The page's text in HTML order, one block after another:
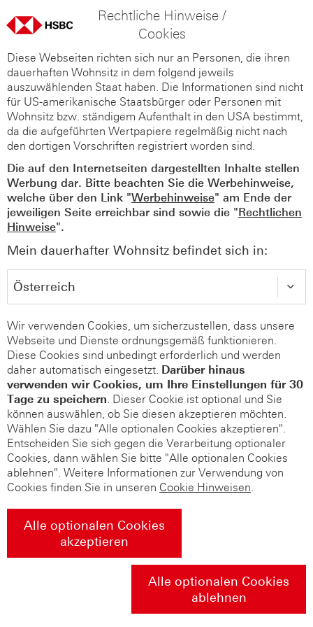
Rechtliche Hinweise /
Cookies
Diese Webseiten richten sich nur an Personen, die ihren
dauerhaften Wohnsitz in dem folgend jeweils
auszuwählenden Staat haben. Die Informationen sind nicht
für US-amerikanische Staatsbürger oder Personen mit
Wohnsitz bzw. ständigem Aufenthalt in den USA bestimmt,
da die aufgeführten Wertpapiere regelmäßig nicht nach
den dortigen Vorschriften registriert worden sind.
Die auf den Internetseiten dargestellten Inhalte stellen
Werbung dar. Bitte beachten Sie die Werbehinweise,
welche über den Link "Werbehinweise" am Ende der
jeweiligen Seite erreichbar sind sowie die "Rechtlichen
Hinweise".
Mein dauerhafter Wohnsitz befindet sich in:
Wir verwenden Cookies, um sicherzustellen, dass unsere
Webseite und Dienste ordnungsgemäß funktionieren.
Diese Cookies sind unbedingt erforderlich und werden
daher automatisch eingesetzt. Darüber hinaus
verwenden wir Cookies, um Ihre Einstellungen für 30
Tage zu speichern. Dieser Cookie ist optional und Sie
können auswählen, ob Sie diesen akzeptieren möchten.
Wählen Sie dazu "Alle optionalen Cookies akzeptieren".
Entscheiden Sie sich gegen die Verarbeitung optionaler
Cookies, dann wählen Sie bitte "Alle optionalen Cookies
ablehnen". Weitere Informationen zur Verwendung von
Cookies finden Sie in unseren Cookie Hinweisen.
Alle optionalen Cookies
akzeptieren
Alle optionalen Cookies
ablehnen